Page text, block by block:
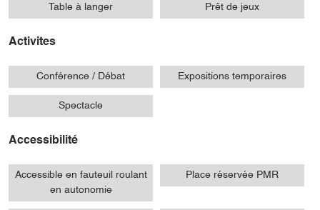
Table à langer Prêt de jeux
Activites
Conférence / Débat Expositions temporaires
Spectacle
Accessibilité
Accessible en fauteuil roulant
en autonomie
Place réservée PMR